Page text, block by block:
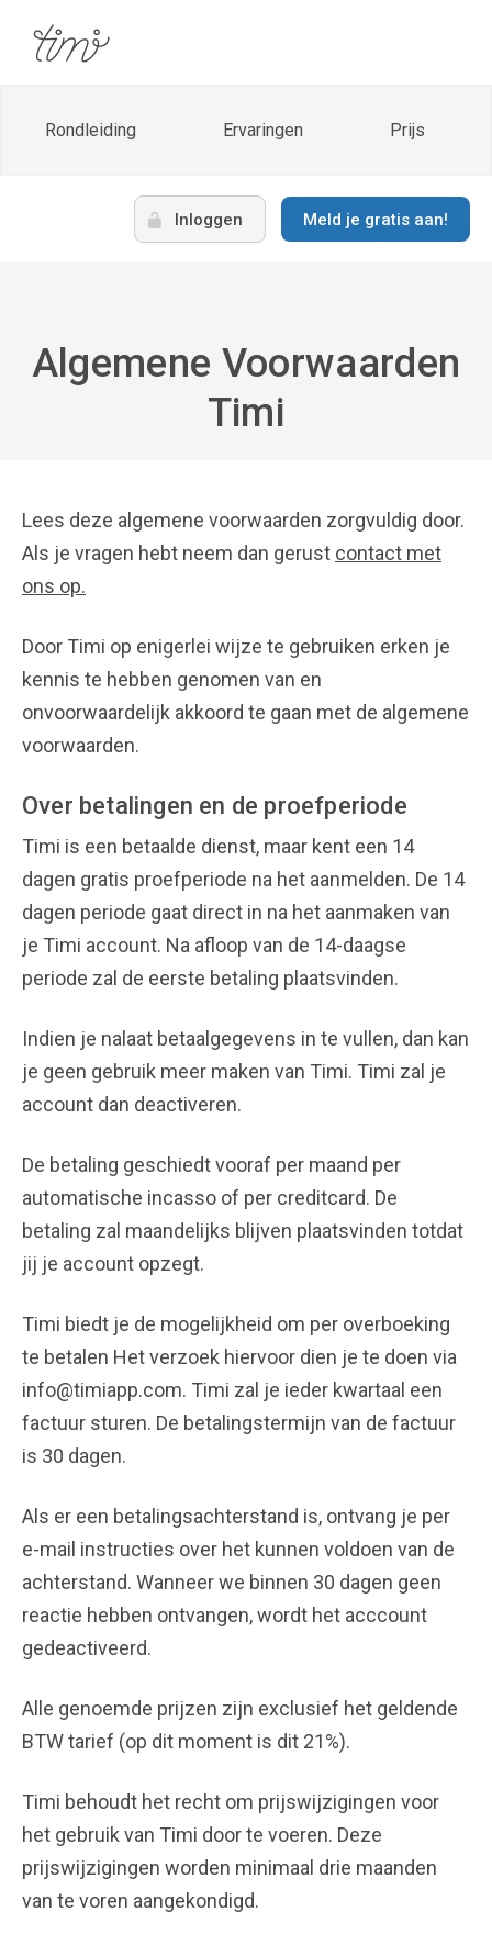
Rondleiding Ervaringen Prijs
Inloggen Meld je gratis aan!
Algemene Voorwaarden
Timi
Lees deze algemene voorwaarden zorgvuldig door.
Als je vragen hebt neem dan gerust contact met
ons op.
Door Timi op enigerlei wijze te gebruiken erken je
kennis te hebben genomen van en
onvoorwaardelijk akkoord te gaan met de algemene
voorwaarden.
Over betalingen en de proefperiode
Timi is een betaalde dienst, maar kent een 14
dagen gratis proefperiode na het aanmelden. De 14
dagen periode gaat direct in na het aanmaken van
je Timi account. Na afloop van de 14-daagse
periode zal de eerste betaling plaatsvinden.
Indien je nalaat betaalgegevens in te vullen, dan kan
je geen gebruik meer maken van Timi. Timi zal je
account dan deactiveren.
De betaling geschiedt vooraf per maand per
automatische incasso of per creditcard. De
betaling zal maandelijks blijven plaatsvinden totdat
jij je account opzegt.
Timi biedt je de mogelijkheid om per overboeking
te betalen Het verzoek hiervoor dien je te doen via
info@timiapp.com. Timi zal je ieder kwartaal een
factuur sturen. De betalingstermijn van de factuur
is 30 dagen.
Als er een betalingsachterstand is, ontvang je per
e-mail instructies over het kunnen voldoen van de
achterstand. Wanneer we binnen 30 dagen geen
reactie hebben ontvangen, wordt het acccount
gedeactiveerd.
Alle genoemde prijzen zijn exclusief het geldende
BTW tarief (op dit moment is dit 21%).
Timi behoudt het recht om prijswijzigingen voor
het gebruik van Timi door te voeren. Deze
prijswijzigingen worden minimaal drie maanden
van te voren aangekondigd.